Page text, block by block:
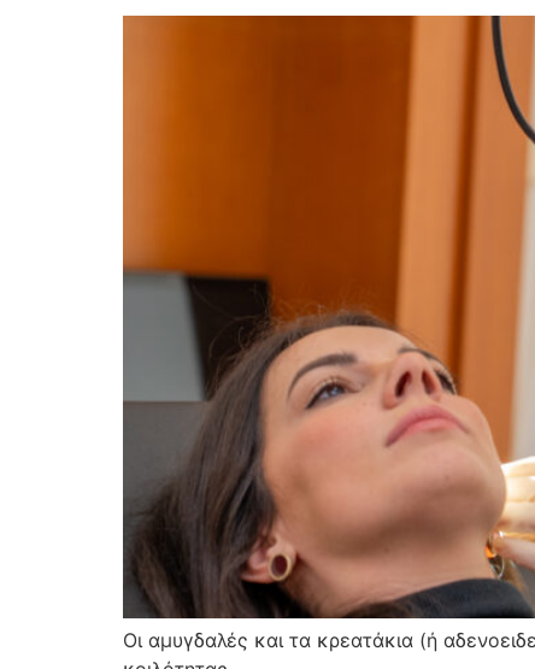
Οι αμυγδαλές και τα κρεατάκια (ή